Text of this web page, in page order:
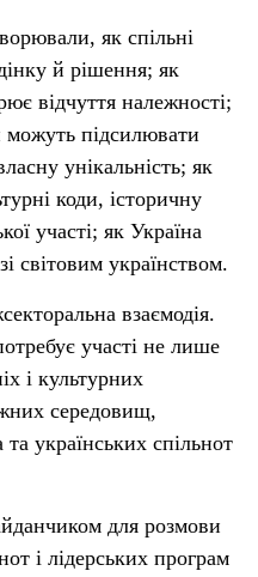
як спільні
й рішення; як
відчуття належності;
можуть підсилювати
унікальність; як
коди, історичну
участі; як Україна
світовим українством.
взаємодія.
участі не лише
і культурних
середовищ,
та українських спільнот
для розмови
і лідерських програм